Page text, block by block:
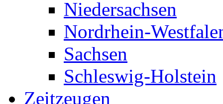
Niedersachsen
Nordrhein-
Sachsen
Schleswig-Holstein
Zeitzeugen